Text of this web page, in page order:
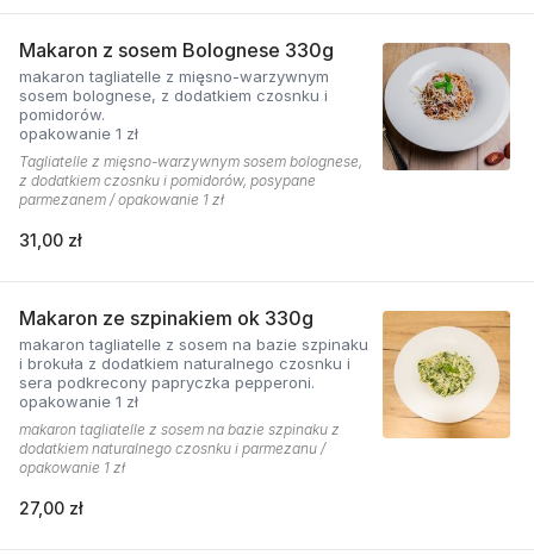
Makaron z sosem Bolognese 330g
makaron tagliatelle z mięsno-warzywnym
sosem bolognese, z dodatkiem czosnku i
pomidorów.
opakowanie 1 zł
Tagliatelle z mięsno-warzywnym sosem bolognese,
z dodatkiem czosnku i pomidorów, posypane
parmezanem / opakowanie 1 zł
31,00 zł
Makaron ze szpinakiem ok 330g
makaron tagliatelle z sosem na bazie szpinaku
i brokuła z dodatkiem naturalnego czosnku i
sera podkrecony papryczka pepperoni.
opakowanie 1 zł
makaron tagliatelle z sosem na bazie szpinaku z
dodatkiem naturalnego czosnku i parmezanu /
opakowanie 1 zł
27,00 zł